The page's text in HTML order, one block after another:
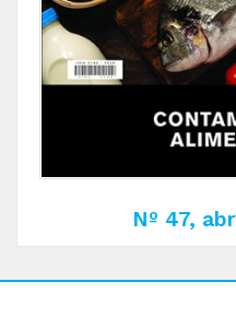
Nº 47,